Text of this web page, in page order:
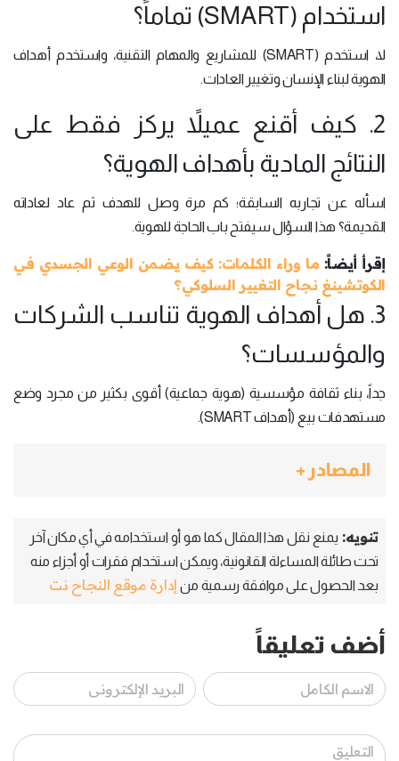
استخدام (SMART) تماماً؟
لا، استخدم (SMART) للمشاريع والمهام التقنية، واستخدم أهداف
الهوية لبناء الإنسان وتغيير العادات.
2. كيف أقنع عميلاً يركز فقط على
النتائج المادية بأهداف الهوية؟
اسأله عن تجاربه السابقة؛ كم مرة وصل للهدف ثم عاد لعاداته
القديمة؟ هذا السؤال سيفتح باب الحاجة للهوية.
إقرأ أيضاً: ما وراء الكلمات: كيف يضمن الوعي الجسدي في
الكوتشينغ نجاح التغيير السلوكي؟
3. هل أهداف الهوية تناسب الشركات
والمؤسسات؟
جداً، بناء ثقافة مؤسسية (هوية جماعية) أقوى بكثير من مجرد وضع
مستهدفات بيع (أهداف SMART).
المصادر +
تنويه: يمنع نقل هذا المقال كما هو أو استخدامه في أي مكان آخر
تحت طائلة المساءلة القانونية، ويمكن استخدام فقرات أو أجزاء منه
بعد الحصول على موافقة رسمية من إدارة موقع النجاح نت
أضف تعليقاً